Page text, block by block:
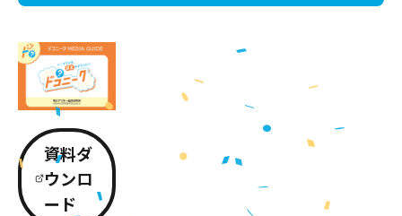
資料ダ
ウンロ
ード